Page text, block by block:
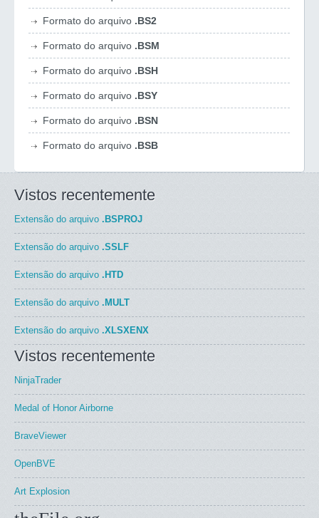
Formato do arquivo .BS2
Formato do arquivo .BSM
Formato do arquivo .BSH
Formato do arquivo .BSY
Formato do arquivo .BSN
Formato do arquivo .BSB
Vistos recentemente
Extensão do arquivo .BSPROJ
Extensão do arquivo .SSLF
Extensão do arquivo .HTD
Extensão do arquivo .MULT
Extensão do arquivo .XLSXENX
Vistos recentemente
NinjaTrader
Medal of Honor Airborne
BraveViewer
OpenBVE
Art Explosion